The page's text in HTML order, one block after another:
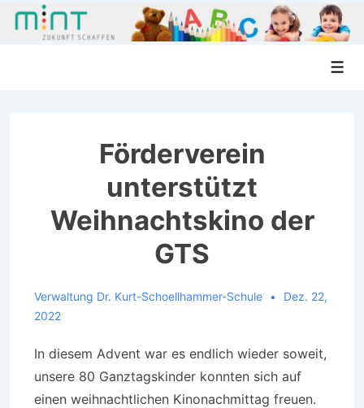
Förderverein
unterstützt
Weihnachtskino der
GTS
Verwaltung Dr. Kurt-Schoellhammer-Schule
Dez. 22,
2022
In diesem Advent war es endlich wieder soweit,
unsere 80 Ganztagskinder konnten sich auf
einen weihnachtlichen Kinonachmittag freuen.